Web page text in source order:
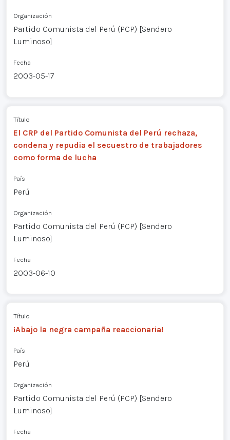
Organización
Partido Comunista del Perú (PCP) [Sendero
Luminoso]
Fecha
2003-05-17
Título
El CRP del Partido Comunista del Perú rechaza,
condena y repudia el secuestro de trabajadores
como forma de lucha
País
Perú
Organización
Partido Comunista del Perú (PCP) [Sendero
Luminoso]
Fecha
2003-06-10
Título
¡Abajo la negra campaña reaccionaria!
País
Perú
Organización
Partido Comunista del Perú (PCP) [Sendero
Luminoso]
Fecha